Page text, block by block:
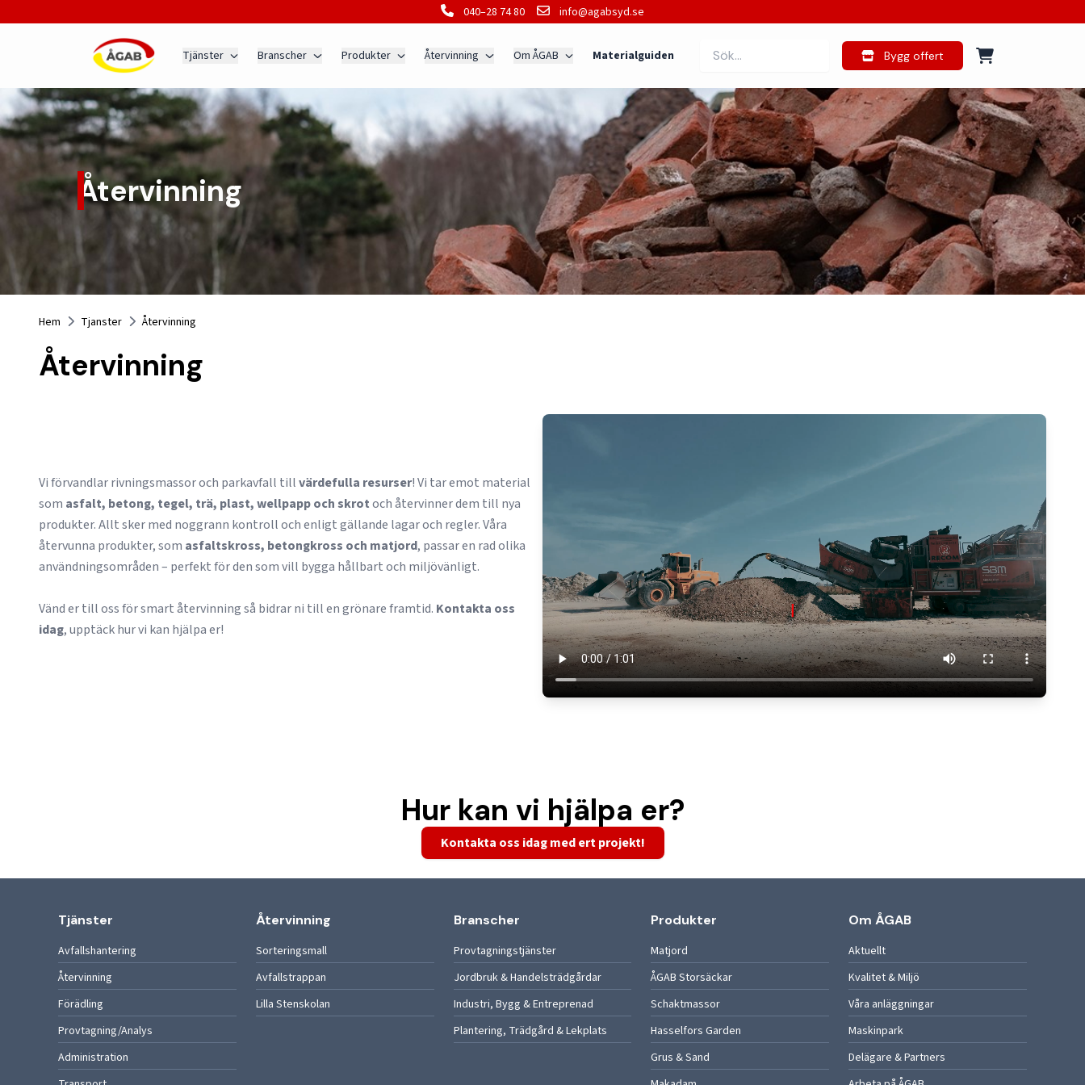
040–28 74 80 info@agabsyd.se
Tjänster Branscher Produkter Återvinning Om ÅGAB Materialguiden Bygg offert
Återvinning
Hem Tjanster Återvinning
Återvinning
Vi förvandlar rivningsmassor och parkavfall tillvärdefulla resurser! Vi tar emot material
som asfalt, betong, tegel, trä, plast, wellpapp och skrotoch återvinner dem till nya
produkter. Allt sker med noggrann kontroll och enligt gällande lagar och regler. Våra
återvunna produkter, som asfaltskross, betongkross och matjord, passar en rad olika
användningsområden – perfekt för den som vill bygga hållbart och miljövänligt.
Vänd er till oss för smart återvinning så bidrar ni till en grönare framtid. Kontakta oss
idag, upptäck hur vi kan hjälpa er!
Hur kan vi hjälpa er?
Kontakta oss idag med ert projekt!
Tjänster
Avfallshantering
Återvinning
Förädling
Provtagning/Analys
Administration
Återvinning
Sorteringsmall
Avfallstrappan
Lilla Stenskolan
Branscher
Provtagningstjänster
Jordbruk & Handelsträdgårdar
Industri, Bygg & Entreprenad
Plantering, Trädgård & Lekplats
Produkter
Matjord
ÅGAB Storsäckar
Schaktmassor
Hasselfors Garden
Grus & Sand
Om ÅGAB
Aktuellt
Kvalitet & Miljö
Våra anläggningar
Maskinpark
Delägare & Partners